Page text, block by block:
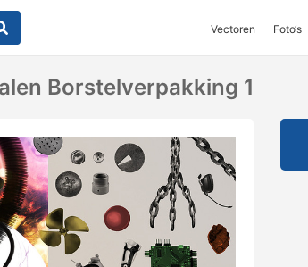
Vectoren Foto‘s
Borstelverpakking 1